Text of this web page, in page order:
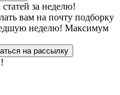
за неделю!
вам на почту подборку
неделю! Максимум
на рассылку